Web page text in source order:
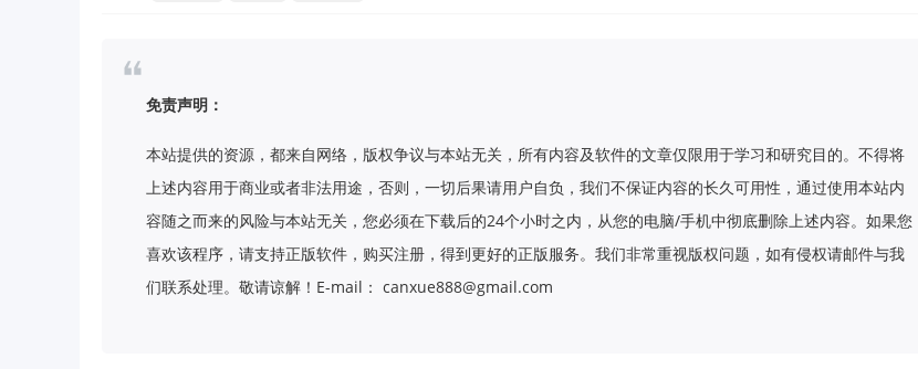
免责声明：
本站提供的资源，都来自网络，版权争议与本站无关，所有内容及软件的文章仅限用于学习和研究目的。不得将
上述内容用于商业或者非法用途，否则，一切后果请用户自负，我们不保证内容的长久可用性，通过使用本站内
容随之而来的风险与本站无关，您必须在下载后的24个小时之内，从您的电脑/手机中彻底删除上述内容。如果您
喜欢该程序，请支持正版软件，购买注册，得到更好的正版服务。我们非常重视版权问题，如有侵权请邮件与我
们联系处理。敬请谅解！E-mail： canxue888@gmail.com